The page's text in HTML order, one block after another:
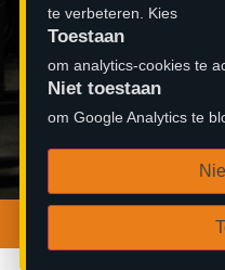
𝐎𝐩𝐞𝐧𝐢𝐧𝐠
pand 𝐁𝐫𝐞𝐬𝐚𝐦
𝐇𝐞𝐟𝐭𝐫𝐮𝐜𝐤𝐬
#aftermovie
Lees verder »
© 2026 Bresam
te verbeteren. Kies
Toestaan
om analytics-cookies te
Niet toestaan
om Google Analytics te